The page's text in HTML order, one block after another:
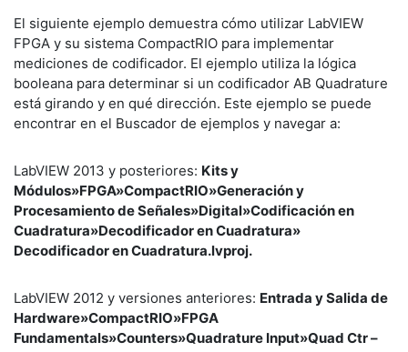
El siguiente ejemplo demuestra cómo utilizar LabVIEW
FPGA y su sistema CompactRIO para implementar
mediciones de codificador. El ejemplo utiliza la lógica
booleana para determinar si un codificador AB Quadrature
está girando y en qué dirección. Este ejemplo se puede
encontrar en el Buscador de ejemplos y navegar a:
LabVIEW 2013 y posteriores: Kits y
Módulos»FPGA»CompactRIO»Generación y
Procesamiento de Señales»Digital»Codificación en
Cuadratura»Decodificador en Cuadratura»
Decodificador en Cuadratura.lvproj.
LabVIEW 2012 y versiones anteriores: Entrada y Salida de
Hardware»CompactRIO»FPGA
Fundamentals»Counters»Quadrature Input»Quad Ctr –